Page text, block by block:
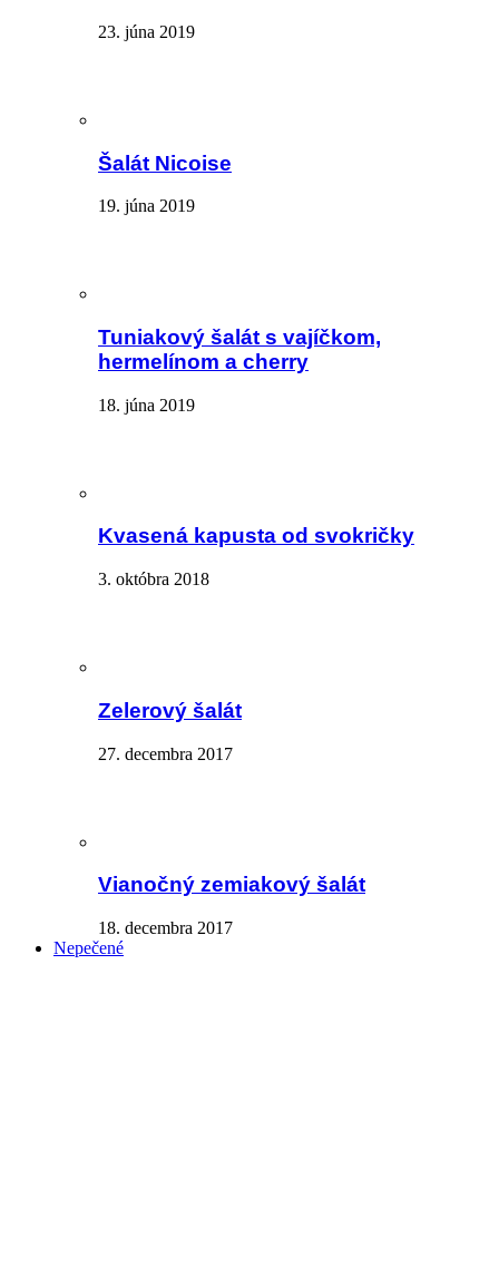
23. júna 2019
Šalát Nicoise
19. júna 2019
Tuniakový šalát s vajíčkom,
hermelínom a cherry
18. júna 2019
Kvasená kapusta od svokričky
3. októbra 2018
Zelerový šalát
27. decembra 2017
Vianočný zemiakový šalát
18. decembra 2017
Nepečené